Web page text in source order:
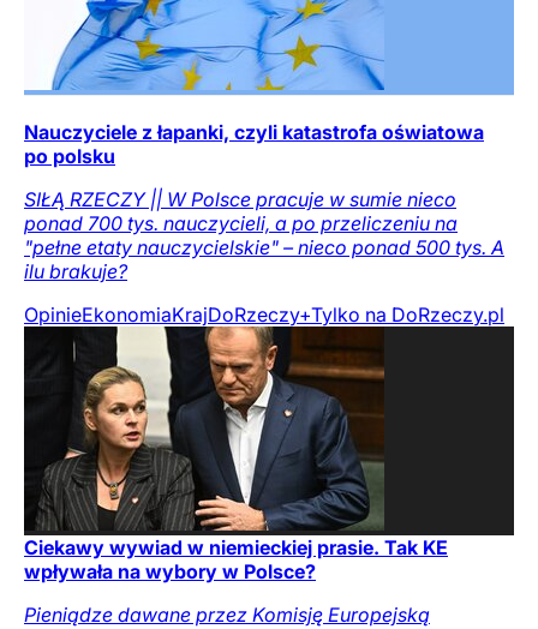
Nauczyciele z łapanki, czyli katastrofa oświatowa
po polsku
SIŁĄ RZECZY || W Polsce pracuje w sumie nieco
ponad 700 tys. nauczycieli, a po przeliczeniu na
"pełne etaty nauczycielskie" – nieco ponad 500 tys. A
ilu brakuje?
OpinieEkonomiaKrajDoRzeczy+Tylko na DoRzeczy.pl
Ciekawy wywiad w niemieckiej prasie. Tak KE
wpływała na wybory w Polsce?
Pieniądze dawane przez Komisję Europejską